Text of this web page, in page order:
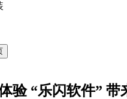
验 “乐闪软件” 带